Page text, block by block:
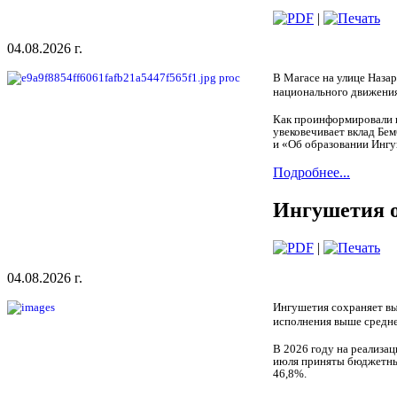
|
04.08.2026 г.
В Магасе на улице
национального
Как проинформировали
увековечивает вклад
и «Об образовании
Подробнее...
Ингушетия
|
04.08.2026 г.
Ингушетия сохраняет
исполнения выше
В 2026 году на
июля приняты
46,8%.